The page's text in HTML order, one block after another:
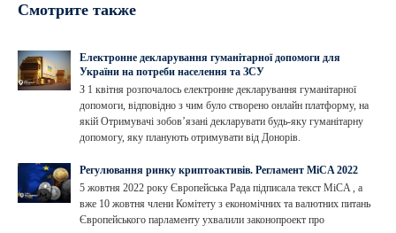
Смотрите также
Електронне декларування гуманітарної допомоги для
України на потреби населення та ЗСУ
З 1 квітня розпочалось електронне декларування гуманітарної
допомоги, відповідно з чим було створено онлайн платформу, на
якій Отримувачі зобов’язані декларувати будь-яку гуманітарну
допомогу, яку планують отримувати від Донорів.
Регулювання ринку криптоактивів. Регламент MiCA 2022
5 жовтня 2022 року Європейська Рада підписала текст MiCA , а
вже 10 жовтня члени Комітету з економічних та валютних питань
Європейського парламенту ухвалили законопроект про